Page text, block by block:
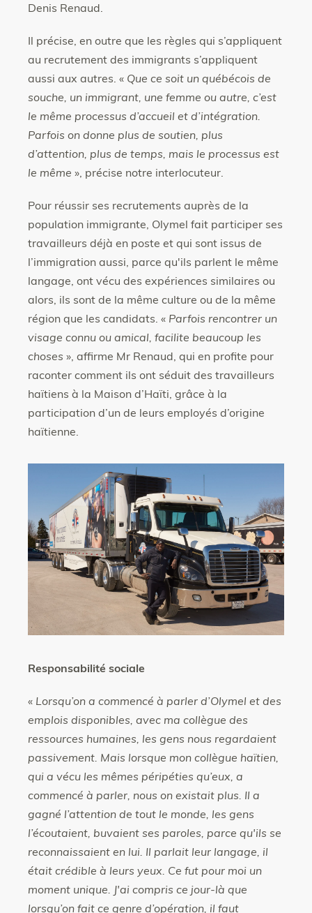
Denis Renaud.
Il précise, en outre que les règles qui s’appliquent
au recrutement des immigrants s’appliquent
aussi aux autres. « Que ce soit un québécois de
souche, un immigrant, une femme ou autre, c’est
le même processus d’accueil et d’intégration.
Parfois on donne plus de soutien, plus
d’attention, plus de temps, mais le processus est
le même », précise notre interlocuteur.
Pour réussir ses recrutements auprès de la
population immigrante, Olymel fait participer ses
travailleurs déjà en poste et qui sont issus de
l’immigration aussi, parce qu'ils parlent le même
langage, ont vécu des expériences similaires ou
alors, ils sont de la même culture ou de la même
région que les candidats. « Parfois rencontrer un
visage connu ou amical, facilite beaucoup les
choses », affirme Mr Renaud, qui en profite pour
raconter comment ils ont séduit des travailleurs
haïtiens à la Maison d’Haïti, grâce à la
participation d’un de leurs employés d’origine
haïtienne.
Responsabilité sociale
« Lorsqu’on a commencé à parler d’Olymel et des
emplois disponibles, avec ma collègue des
ressources humaines, les gens nous regardaient
passivement. Mais lorsque mon collègue haïtien,
qui a vécu les mêmes péripéties qu’eux, a
commencé à parler, nous on existait plus. Il a
gagné l’attention de tout le monde, les gens
l’écoutaient, buvaient ses paroles, parce qu'ils se
reconnaissaient en lui. Il parlait leur langage, il
était crédible à leurs yeux. Ce fut pour moi un
moment unique. J'ai compris ce jour-là que
lorsqu’on fait ce genre d’opération, il faut